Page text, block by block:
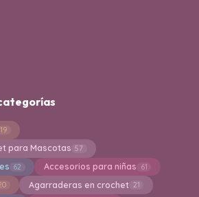
para Mascotas 57
62 Accesorios para niñas 61
Agarraderas en crochet 21